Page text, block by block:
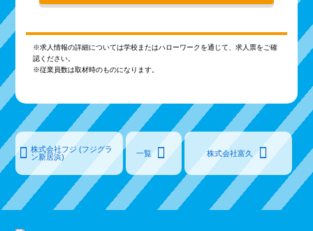
※求人情報の詳細については学校またはハローワークを通じて、求人票をご確
認ください。
※従業員数は取材時のものになります。
株式会社フジ (フジグラ
ン新居浜)
一覧 株式会社富久